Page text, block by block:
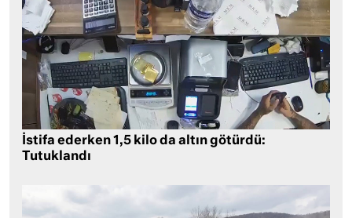
İstifa ederken 1,5 kilo da altın götürdü:
Tutuklandı